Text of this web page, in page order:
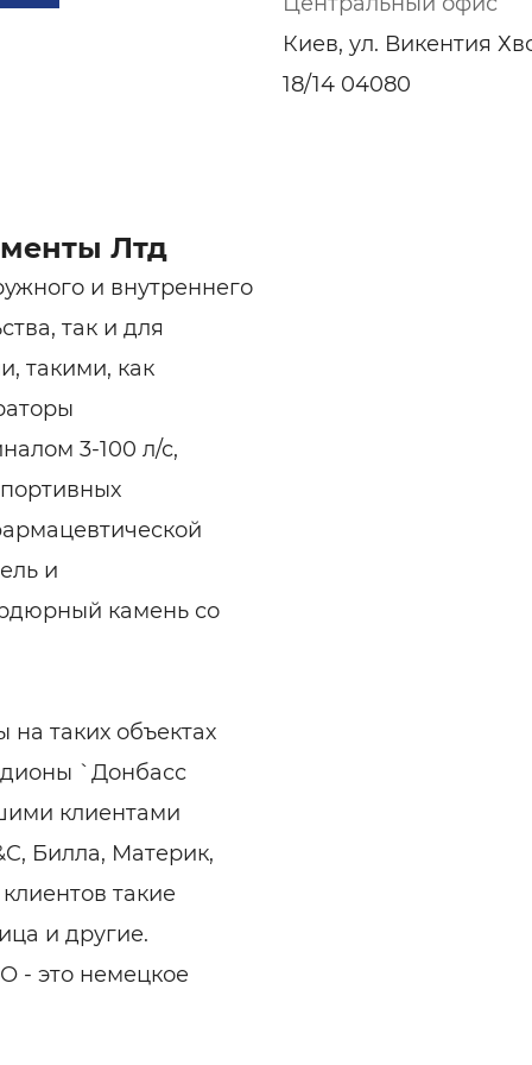
химия
Кирпич, цемент,
щебень и др.
Резюме
Лтд
и внутреннего
так и для
такими, как
3-100 л/с,
и
камень со
таких объектах
`Донбасс
клиентами
Билла, Материк,
такие
и другие.
- это немецкое
Киев, ул. Викентия
18/14 04080